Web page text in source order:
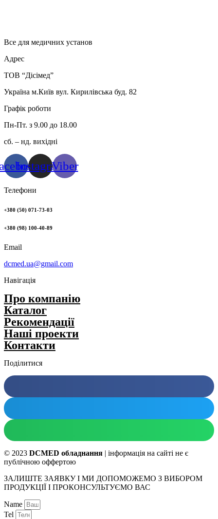
Все для медичних установ
Адрес
ТОВ “Дісімед”
Україна м.Київ вул. Кирилівська буд. 82
Графік роботи
Пн-Пт. з 9.00 до 18.00
сб. – нд. вихідні
InstagramViber
Телефони
+380 (50) 071-73-03
+380 (98) 100-40-89
Email
dcmed.ua@gmail.com
Навігація
Про компанію
Каталог
Рекомендації
Нашi проекти
Контакти
Поділитися
© 2023 DCMED обладнання | інформація на сайті не є
публічною оффертою
ЗАЛИШТЕ ЗАЯВКУ І МИ ДОПОМОЖЕМО З ВИБОРОМ
ПРОДУКЦІЇ І ПРОКОНСУЛЬТУЄМО ВАС
Name
Tel